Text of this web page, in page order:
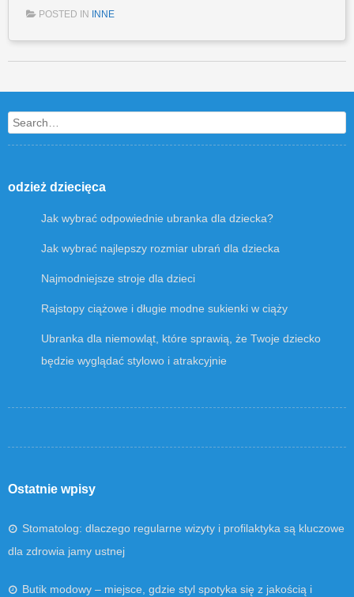
POSTED IN INNE
Post navigation
Search
odzież dziecięca
Jak wybrać odpowiednie ubranka dla dziecka?
Jak wybrać najlepszy rozmiar ubrań dla dziecka
Najmodniejsze stroje dla dzieci
Rajstopy ciążowe i długie modne sukienki w ciąży
Ubranka dla niemowląt, które sprawią, że Twoje dziecko
będzie wyglądać stylowo i atrakcyjnie
Ostatnie wpisy
Stomatolog: dlaczego regularne wizyty i profilaktyka są kluczowe
dla zdrowia jamy ustnej
Butik modowy – miejsce, gdzie styl spotyka się z jakością i